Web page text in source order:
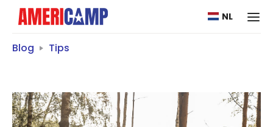
NL
Blog Tips